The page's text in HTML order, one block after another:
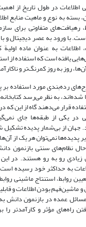
اطلاعات در طول تاریخ از
بسته به نوع و ماهیت منابع
رهیافت‌های متفاوتی برای
با ورود به عصر دیجیتال و
به عنوان ماده اولیة
یافته است که استفاده از
روز به روز کمرنگ‌تر و
رده‌بندی مورد استفاده بر
به نظر می‌رسد
قرار می‌دهند گاه از این که
یکی از طبقه‌ها جای
جهان از بی‌شمار پدیده
پدیده‌ها نمی‌توان هر یک از
نظام‌های سنتی بازنمون
زیادی رو به رو هستند. در
به حداکثر خود رسیده
روابط، استنتاج ماشینی
ماشین‌فهم بودن اطلاعات و
عمده در بازنمون دانش
راه‌های مؤثر و کارآمدتر